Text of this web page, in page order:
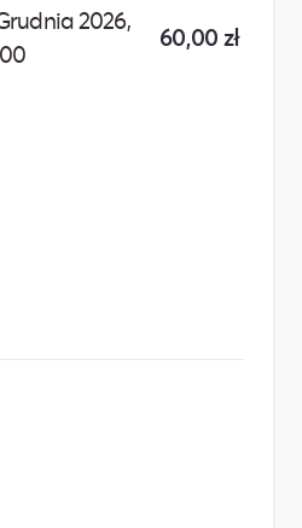
2026,
60,00 zł